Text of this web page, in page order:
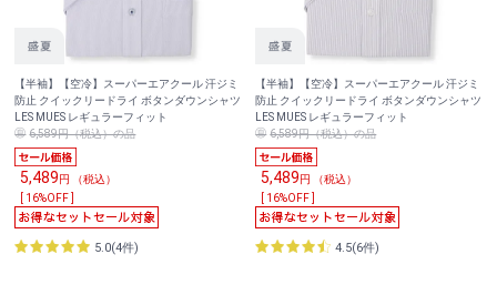
【半袖】【空冷】スーパーエアクール 汗ジミ
防止 クイックリードライ ボタンダウンシャツ
LES MUES レギュラーフィット
6,589円（税込）の品
5,489円 （税込）
[ 16%OFF ]
5.0(4件)
【半袖】【空冷】スーパーエアクール 汗ジミ
防止 クイックリードライ ボタンダウンシャツ
LES MUES レギュラーフィット
6,589円（税込）の品
5,489円 （税込）
[ 16%OFF ]
4.5(6件)